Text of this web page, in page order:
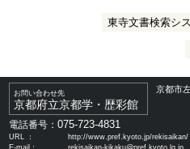
東寺文書検索シ
お問い合わせ先
京都府立京都学・歴彩館
京都市
電話番号：075-723-4831
URL ：
http://www.pref.kyoto.jp/rekisaikan/
E-mail：
rekisaikan-kikaku@pref.kyoto.lg.jp